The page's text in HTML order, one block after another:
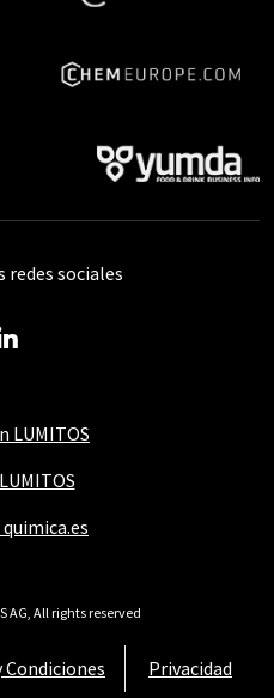
LUMITOS
Privacidad
redes sociales
AG, All rights reserved